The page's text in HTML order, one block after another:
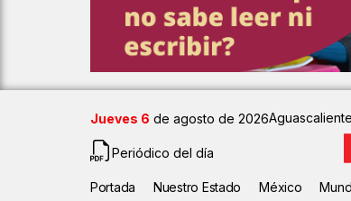
Jueves 6 de agosto de 2026
Periódico del día
Portada Nuestro Estado México